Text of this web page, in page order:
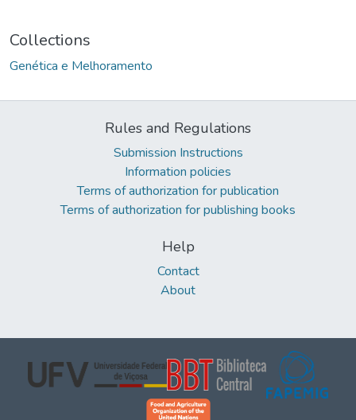
Collections
Genética e Melhoramento
Rules and Regulations
Submission Instructions
Information policies
Terms of authorization for publication
Terms of authorization for publishing books
Help
Contact
About